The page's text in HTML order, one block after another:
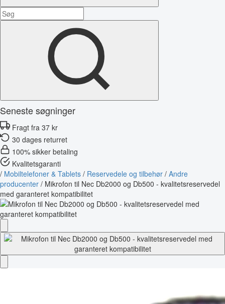
Seneste søgninger
Fragt fra 37 kr
30 dages returret
100% sikker betaling
Kvalitetsgaranti
/ Mobiltelefoner & Tablets / Reservedele og tilbehør / Andre
producenter / Mikrofon til Nec Db2000 og Db500 - kvalitetsreservedel
med garanteret kompatibilitet